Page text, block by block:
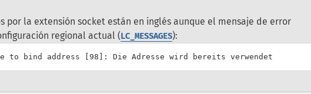
por la extensión socket están en inglés aunque el mensaje de error
regional actual (LC_MESSAGES):